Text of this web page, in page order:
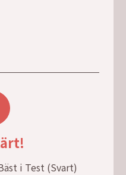
i Test (Svart)